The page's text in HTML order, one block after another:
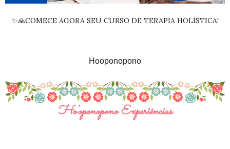
✨🙏COMECE AGORA SEU CURSO DE TERAPIA HOLÍSTICA!
Hooponopono